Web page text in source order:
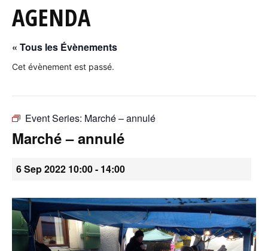
Laconnex
Canton
AGENDA
« Tous les Évènements
Cet évènement est passé.
Event Series: Marché – annulé
Marché – annulé
6 Sep 2022 10:00- 14:00